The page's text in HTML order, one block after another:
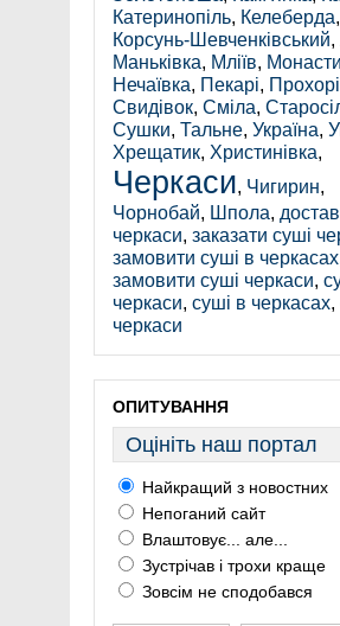
Катеринопіль, Келеберда,
Корсунь-Шевченківський,
Маньківка, Мліїв,
Нечаївка, Пекарі,
Свидівок, Сміла,
Сушки, Тальне, Україна,
Хрещатик, Христинівка,
Черкаси, Чигирин,
Чорнобай, Шпола,
черкаси, заказати суші
замовити суші в черкасах
замовити суші черкаси,
черкаси, суші в черкасах,
черкаси
ОПИТУВАННЯ
Оцініть наш портал
Найкращий з новостних
Непоганий сайт
Влаштовує... але...
Зустрічав і трохи краще
Зовсім не сподобався